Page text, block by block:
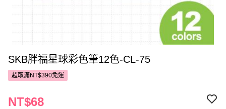
SKB胖福星球彩色筆12色-CL-75
超取滿NT$390免運
NT$68